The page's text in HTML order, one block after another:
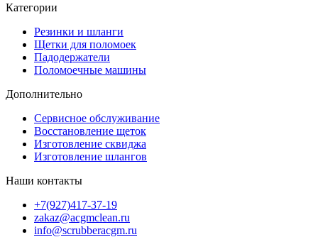
Категории
Резинки и шланги
Щетки для поломоек
Падодержатели
Поломоечные машины
Дополнительно
Сервисное обслуживание
Восстановление щеток
Изготовление сквиджа
Изготовление шлангов
Наши контакты
+7(927)417-37-19
zakaz@acgmclean.ru
info@scrubberacgm.ru